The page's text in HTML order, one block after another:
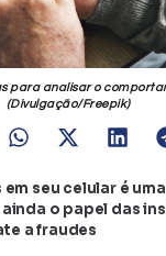
para analisar o
(Divulgação/Freepik)
seu celular é
o papel das
a fraudes